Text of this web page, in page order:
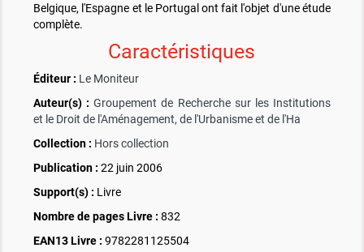
Belgique, l'Espagne et le Portugal ont fait l'objet d'une étude
complète.
Caractéristiques
Éditeur : Le Moniteur
Auteur(s) : Groupement de Recherche sur les Institutions
et le Droit de l'Aménagement, de l'Urbanisme et de l'Ha
Collection : Hors collection
Publication : 22 juin 2006
Support(s) : Livre
Nombre de pages Livre : 832
EAN13 Livre : 9782281125504